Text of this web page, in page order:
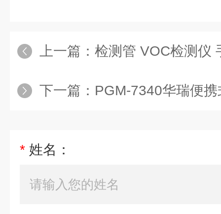
上一篇： 检测管 VOC检测仪
下一篇： PGM-7340华瑞便携式VOC检
* 姓名：